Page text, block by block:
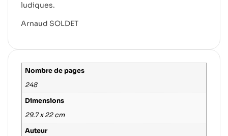
ludiques.
Arnaud SOLDET
Nombre de pages
248
Dimensions
29.7 x 22 cm
Auteur